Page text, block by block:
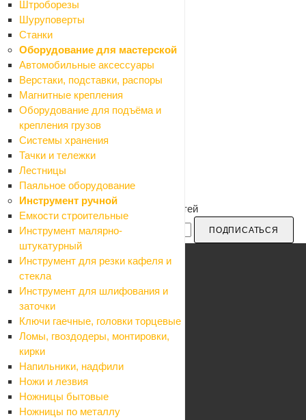
Штроборезы
Шуруповерты
Станки
Оборудование для мастерской
Автомобильные аксессуары
Верстаки, подставки, распоры
Магнитные крепления
Оборудование для подъёма и
крепления грузов
Системы хранения
Тачки и тележки
Лестницы
Паяльное оборудование
Инструмент ручной
Емкости строительные
Инструмент малярно-
штукатурный
Инструмент для резки кафеля и
стекла
Инструмент для шлифования и
заточки
Ключи гаечные, головки торцевые
Ломы, гвоздодеры, монтировки,
кирки
Напильники, надфили
Ножи и лезвия
Ножницы бытовые
Ножницы по металлу
Будьте в курсе наших акций и новостей
ПОДПИСАТЬСЯ
Каталог
Акции
Бренды
Блог
Компания
О компании
Карьера
Контакты
Партнеры